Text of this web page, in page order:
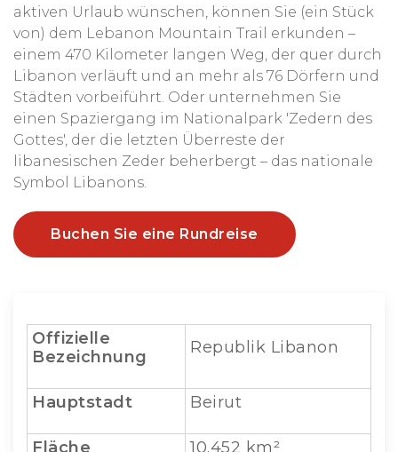
aktiven Urlaub wünschen, können Sie (ein Stück
von) dem Lebanon Mountain Trail erkunden –
einem 470 Kilometer langen Weg, der quer durch
Libanon verläuft und an mehr als 76 Dörfern und
Städten vorbeiführt. Oder unternehmen Sie
einen Spaziergang im Nationalpark 'Zedern des
Gottes', der die letzten Überreste der
libanesischen Zeder beherbergt – das nationale
Symbol Libanons.
Buchen Sie eine Rundreise
Offizielle
Bezeichnung
Republik Libanon
Hauptstadt Beirut
Fläche 10.452 km²